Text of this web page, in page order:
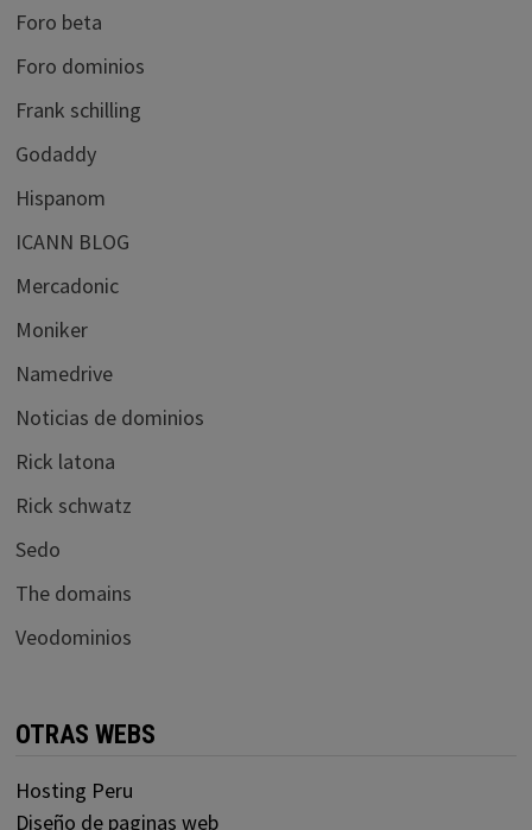
Foro beta
Foro dominios
Frank schilling
Godaddy
Hispanom
ICANN BLOG
Mercadonic
Moniker
Namedrive
Noticias de dominios
Rick latona
Rick schwatz
Sedo
The domains
Veodominios
OTRAS WEBS
Hosting Peru
Diseño de paginas web